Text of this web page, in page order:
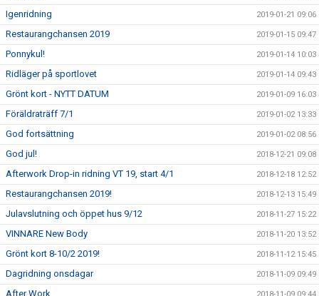
Igenridning 2019-01-21 09:06
Restaurangchansen 2019 2019-01-15 09:47
Ponnykul! 2019-01-14 10:03
Ridläger på sportlovet 2019-01-14 09:43
Grönt kort - NYTT DATUM 2019-01-09 16:03
Föräldraträff 7/1 2019-01-02 13:33
God fortsättning 2019-01-02 08:56
God jul! 2018-12-21 09:08
Afterwork Drop-in ridning VT 19, start 4/1 2018-12-18 12:52
Restaurangchansen 2019! 2018-12-13 15:49
Julavslutning och öppet hus 9/12 2018-11-27 15:22
VINNARE New Body 2018-11-20 13:52
Grönt kort 8-10/2 2019! 2018-11-12 15:45
Dagridning onsdagar 2018-11-09 09:49
After Work